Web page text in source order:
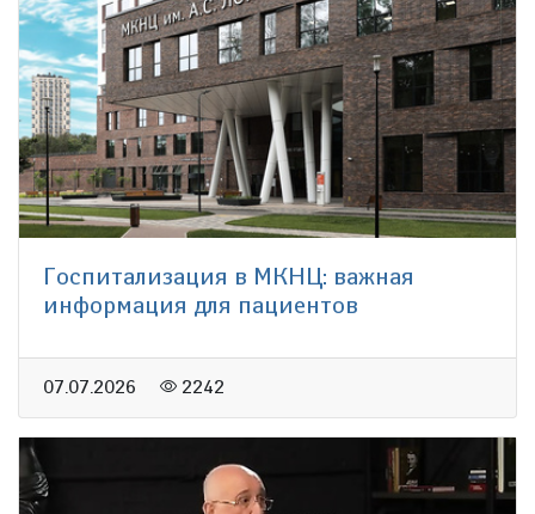
Госпитализация в МКНЦ: важная
информация для пациентов
07.07.2026 2242